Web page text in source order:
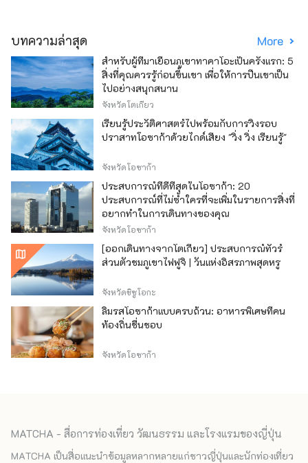
บทความล่าสุด More
สำหรับผู้ที่มาเยือนภูเขาทาคาโอะเป็นครั้งแรก: 5
สิ่งที่คุณควรรู้ก่อนขึ้นเขา เพื่อให้การปีนเขาเป็น
ไปอย่างสนุกสนาน
จังหวัดโตเกียว
เรียนรู้ประวัติศาสตร์ไปพร้อมกับการวิ่งรอบ
ปราสาทโอซาก้าด้วยไกด์เสียง "วิ่ง วิ่ง เรียนรู้"
จังหวัดโอซาก้า
ประสบการณ์ที่ดีที่สุดในโอซาก้า: 20
ประสบการณ์ที่ไม่ซ้ำใครที่จะเพิ่มในรายการสิ่งที่
อยากทำในการเดินทางของคุณ
จังหวัดโอซาก้า
[ออกเดินทางจากโตเกียว] ประสบการณ์ทัวร์
ส่วนตัวชมภูเขาไฟฟูจิ | วันแห่งอิสรภาพสุดหรู
จังหวัดชิซูโอกะ
ลิ้มรสโอซาก้าแบบครบถ้วน: อาหารพิเศษที่คน
ท้องถิ่นชื่นชอบ
จังหวัดโอซาก้า
MATCHA - สื่อการท่องเที่ยว วัฒนธรรม และโรงแรมของญี่ปุ่น
MATCHA เป็นสื่อแนะนำข้อมูลหลากหลายแก่ชาวญี่ปุ่นและนักท่องเที่ยว